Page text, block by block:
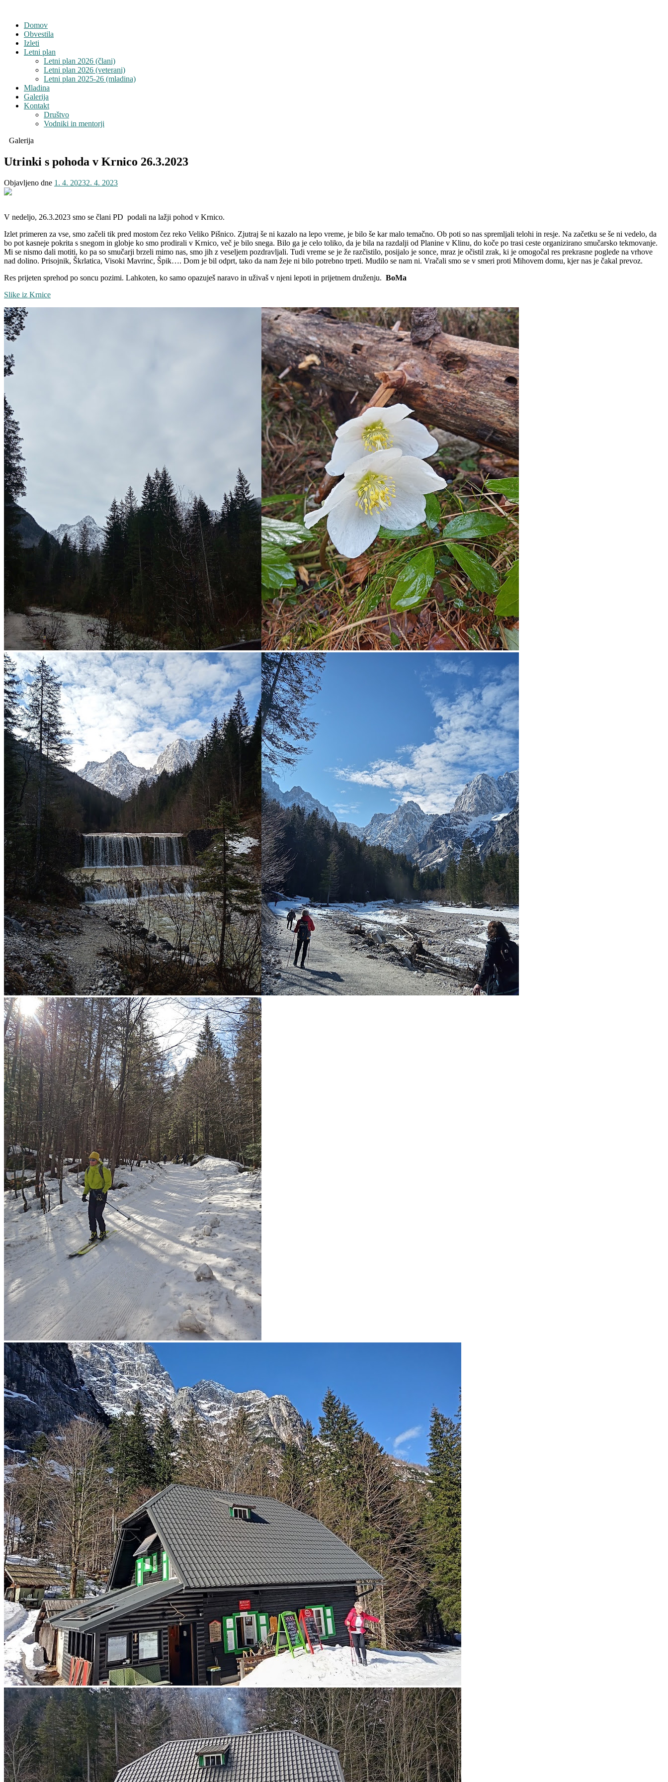
Domov
Obvestila
Izleti
Letni plan
Letni plan 2026 (člani)
Letni plan 2026 (veterani)
Letni plan 2025-26 (mladina)
Mladina
Galerija
Kontakt
Društvo
Vodniki in mentorji
Galerija
Utrinki s pohoda v Krnico 26.3.2023
Objavljeno dne 1. 4. 20232. 4. 2023
V nedeljo, 26.3.2023 smo se člani PD podali na lažji pohod v Krnico.
Izlet primeren za vse, smo začeli tik pred mostom čez reko Veliko Pišnico. Zjutraj še ni kazalo na lepo vreme, je bilo še kar malo temačno. Ob poti so nas spremljali telohi in resje. Na začetku se še ni vedelo, da
bo pot kasneje pokrita s snegom in globje ko smo prodirali v Krnico, več je bilo snega. Bilo ga je celo toliko, da je bila na razdalji od Planine v Klinu, do koče po trasi ceste organizirano smučarsko tekmovanje.
Mi se nismo dali motiti, ko pa so smučarji brzeli mimo nas, smo jih z veseljem pozdravljali. Tudi vreme se je že razčistilo, posijalo je sonce, mraz je očistil zrak, ki je omogočal res prekrasne poglede na vrhove
nad dolino. Prisojnik, Škrlatica, Visoki Mavrinc, Špik…. Dom je bil odprt, tako da nam žeje ni bilo potrebno trpeti. Mudilo se nam ni. Vračali smo se v smeri proti Mihovem domu, kjer nas je čakal prevoz.
Res prijeten sprehod po soncu pozimi. Lahkoten, ko samo opazuješ naravo in uživaš v njeni lepoti in prijetnem druženju. BoMa
Slike iz Krnice